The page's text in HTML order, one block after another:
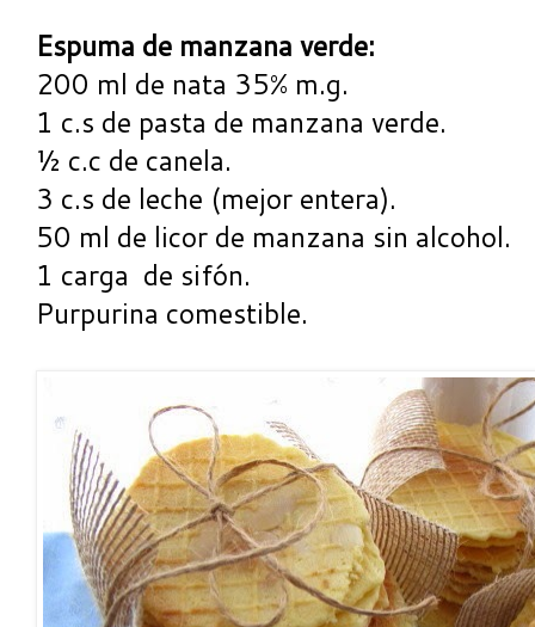
Espuma de manzana verde:
200 ml de nata 35% m.g.
1 c.s de pasta de manzana verde.
½ c.c de canela.
3 c.s de leche (mejor entera).
50 ml de licor de manzana sin alcohol.
1 carga de sifón.
Purpurina comestible.